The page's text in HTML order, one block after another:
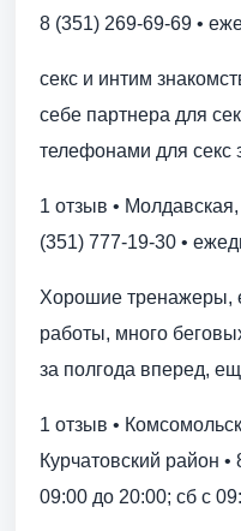
8 (351) 269-69-69 •
секс и интим
себе партнера для
телефонами для секс
1 отзыв •
(351) 777-19-30 •
Хорошие тренажеры,
работы, много
за полгода вперед,
1 отзыв •
Курчатовский район
09:00 до 20:00; сб с